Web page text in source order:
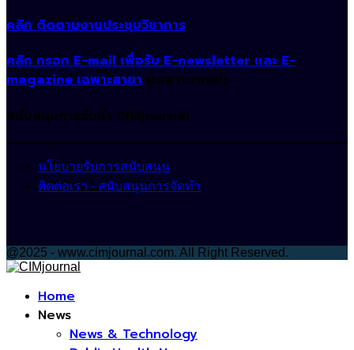
คลิก ติดตามงานประชุมวิชาการ
คลิก กรอก E-mail เพื่อรับ E-newsletter และ E-
magazine เฉพาะสาขา (เฉพาะแพทย์)
สนับสนุนการจัดทำ CIMjournal
นโยบายรับการสนับสนุน
ติดต่อเรา - สนับสนุนการจัดทำ
@2025 - www.cimjournal.com. All Right Reserved.
Home
News
News & Technology